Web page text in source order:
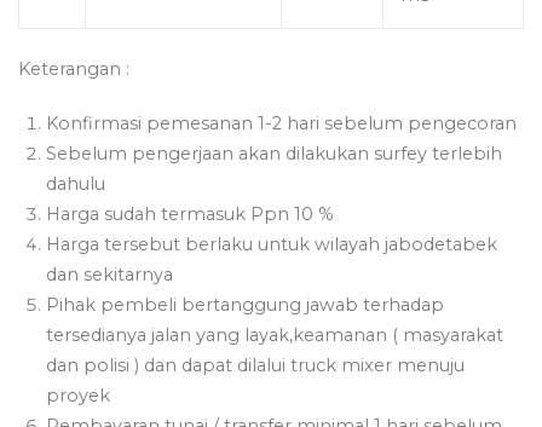
Keterangan :
Konfirmasi pemesanan 1-2 hari sebelum pengecoran
Sebelum pengerjaan akan dilakukan surfey terlebih
dahulu
Harga sudah termasuk Ppn 10 %
Harga tersebut berlaku untuk wilayah jabodetabek
dan sekitarnya
Pihak pembeli bertanggung jawab terhadap
tersedianya jalan yang layak,keamanan ( masyarakat
dan polisi ) dan dapat dilalui truck mixer menuju
proyek